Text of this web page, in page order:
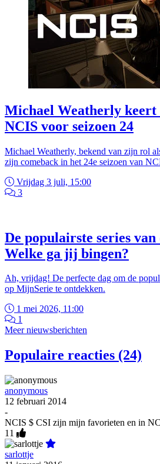
Michael Weatherly
NCIS voor seizoen 24
Michael Weatherly, bekend van zijn rol
zijn comeback in het 24e seizoen van
Vrijdag 3 juli, 15:00
3
De populairste series van
Welke ga jij bingen?
Ah, vrijdag! De perfecte dag om de
op MijnSerie te ontdekken.
1 mei 2026, 11:00
1
Meer nieuwsberichten
Populaire reacties (24)
anonymous
12 februari 2014
-
NCIS $ CSI zijn mijn favorieten en in
11
sarlottje